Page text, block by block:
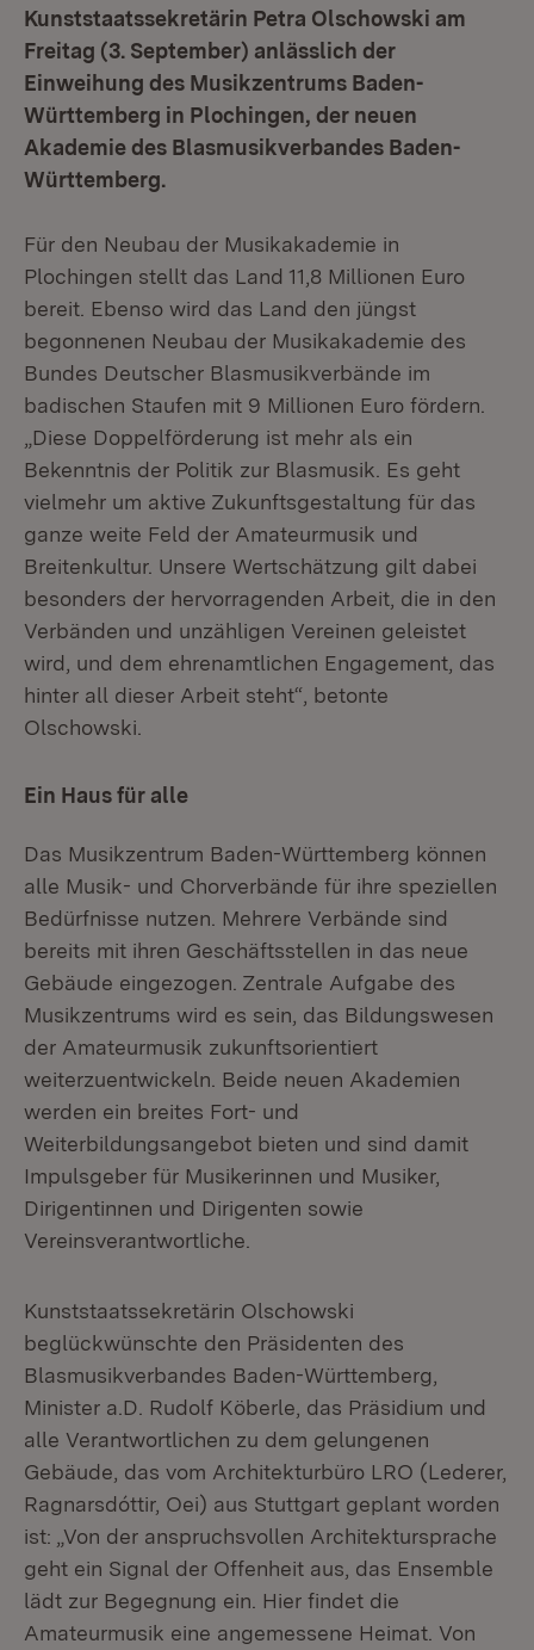
Kunststaatssekretärin Petra Olschowski am
Freitag (3. September) anlässlich der
Einweihung des Musikzentrums Baden-
Württemberg in Plochingen, der neuen
Akademie des Blasmusikverbandes Baden-
Württemberg.
Für den Neubau der Musikakademie in
Plochingen stellt das Land 11,8 Millionen Euro
bereit. Ebenso wird das Land den jüngst
begonnenen Neubau der Musikakademie des
Bundes Deutscher Blasmusikverbände im
badischen Staufen mit 9 Millionen Euro fördern.
„Diese Doppelförderung ist mehr als ein
Bekenntnis der Politik zur Blasmusik. Es geht
vielmehr um aktive Zukunftsgestaltung für das
ganze weite Feld der Amateurmusik und
Breitenkultur. Unsere Wertschätzung gilt dabei
besonders der hervorragenden Arbeit, die in den
Verbänden und unzähligen Vereinen geleistet
wird, und dem ehrenamtlichen Engagement, das
hinter all dieser Arbeit steht“, betonte
Olschowski.
Ein Haus für alle
Das Musikzentrum Baden-Württemberg können
alle Musik- und Chorverbände für ihre speziellen
Bedürfnisse nutzen. Mehrere Verbände sind
bereits mit ihren Geschäftsstellen in das neue
Gebäude eingezogen. Zentrale Aufgabe des
Musikzentrums wird es sein, das Bildungswesen
der Amateurmusik zukunftsorientiert
weiterzuentwickeln. Beide neuen Akademien
werden ein breites Fort- und
Weiterbildungsangebot bieten und sind damit
Impulsgeber für Musikerinnen und Musiker,
Dirigentinnen und Dirigenten sowie
Vereinsverantwortliche.
Kunststaatssekretärin Olschowski
beglückwünschte den Präsidenten des
Blasmusikverbandes Baden-Württemberg,
Minister a.D. Rudolf Köberle, das Präsidium und
alle Verantwortlichen zu dem gelungenen
Gebäude, das vom Architekturbüro LRO (Lederer,
Ragnarsdóttir, Oei) aus Stuttgart geplant worden
ist: „Von der anspruchsvollen Architektursprache
geht ein Signal der Offenheit aus, das Ensemble
lädt zur Begegnung ein. Hier findet die
Amateurmusik eine angemessene Heimat. Von